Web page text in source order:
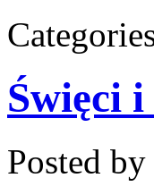
Święci i
Posted